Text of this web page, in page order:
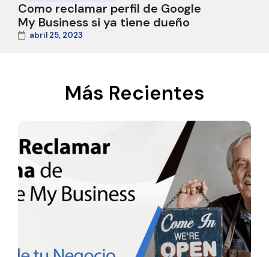
Como reclamar perfil de Google
My Business si ya tiene dueño
abril 25, 2023
Más Recientes